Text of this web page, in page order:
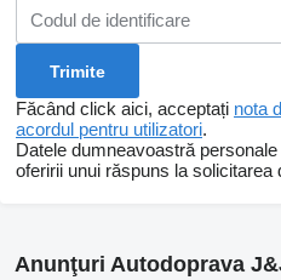
Făcând click aici, acceptați nota
acordul pentru utilizatori.
Datele dumneavoastră
oferirii unui răspuns la solicitarea
Anunţuri Autodoprava